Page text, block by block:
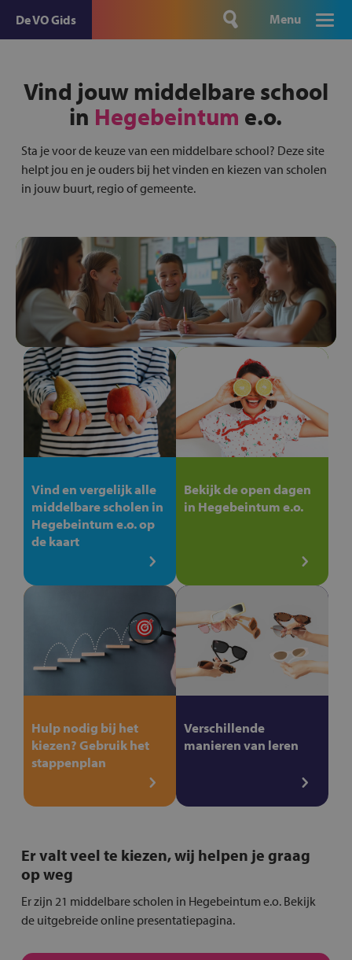
De VO Gids Menu
Vind jouw middelbare school
in Hegebeintum e.o.
Sta je voor de keuze van een middelbare school? Deze site
helpt jou en je ouders bij het vinden en kiezen van scholen
in jouw buurt, regio of gemeente.
Vind en vergelijk alle
middelbare scholen in
Hegebeintum e.o. op
de kaart
Bekijk de open dagen
in Hegebeintum e.o.
Hulp nodig bij het
kiezen? Gebruik het
stappenplan
Verschillende
manieren van leren
Er valt veel te kiezen, wij helpen je graag
op weg
Er zijn 21 middelbare scholen in Hegebeintum e.o. Bekijk
de uitgebreide online presentatiepagina.